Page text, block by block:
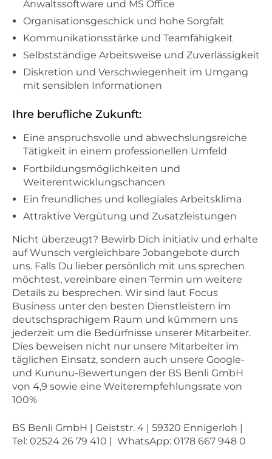
Anwaltssoftware und MS Office
Organisationsgeschick und hohe Sorgfalt
Kommunikationsstärke und Teamfähigkeit
Selbstständige Arbeitsweise und Zuverlässigkeit
Diskretion und Verschwiegenheit im Umgang
mit sensiblen Informationen
Ihre berufliche Zukunft:
Eine anspruchsvolle und abwechslungsreiche
Tätigkeit in einem professionellen Umfeld
Fortbildungsmöglichkeiten und
Weiterentwicklungschancen
Ein freundliches und kollegiales Arbeitsklima
Attraktive Vergütung und Zusatzleistungen
Nicht überzeugt? Bewirb Dich initiativ und erhalte
auf Wunsch vergleichbare Jobangebote durch
uns. Falls Du lieber persönlich mit uns sprechen
möchtest, vereinbare einen Termin um weitere
Details zu besprechen. Wir sind laut Focus
Business unter den besten Dienstleistern im
deutschsprachigem Raum und kümmern uns
jederzeit um die Bedürfnisse unserer Mitarbeiter.
Dies beweisen nicht nur unsere Mitarbeiter im
täglichen Einsatz, sondern auch unsere Google-
und Kununu-Bewertungen der BS Benli GmbH
von 4,9 sowie eine Weiterempfehlungsrate von
100%
BS Benli GmbH | Geiststr. 4 | 59320 Ennigerloh |
Tel: 02524 26 79 410 | WhatsApp: 0178 667 948 0